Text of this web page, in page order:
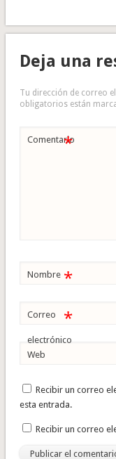
Deja una
Tu dirección de correo
obligatorios están
Comentario
*
Nombre *
Correo
electrónico
*
Web
Recibir un correo
esta entrada.
Recibir un correo